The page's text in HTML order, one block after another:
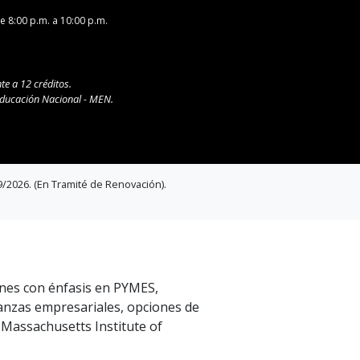
8:00 p.m. a 10:00 p.m.
a 12 créditos.
Nacional - MEN.
(En Tramité de Renovación).
con énfasis en PYMES,
empresariales, opciones de
Institute of